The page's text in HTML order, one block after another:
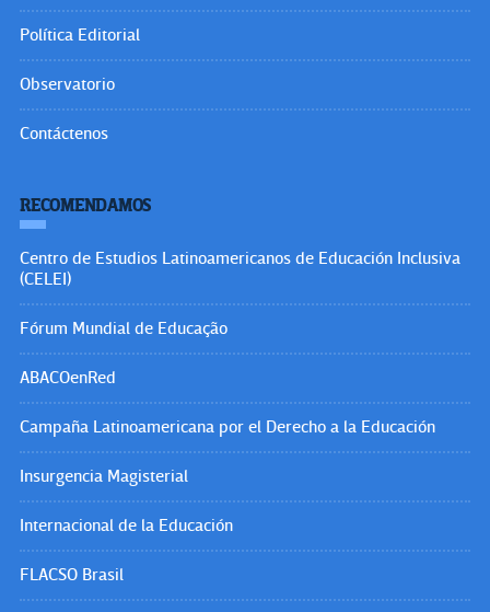
Política Editorial
Observatorio
Contáctenos
RECOMENDAMOS
Centro de Estudios Latinoamericanos de Educación Inclusiva
(CELEI)
Fórum Mundial de Educação
ABACOenRed
Campaña Latinoamericana por el Derecho a la Educación
Insurgencia Magisterial
Internacional de la Educación
FLACSO Brasil